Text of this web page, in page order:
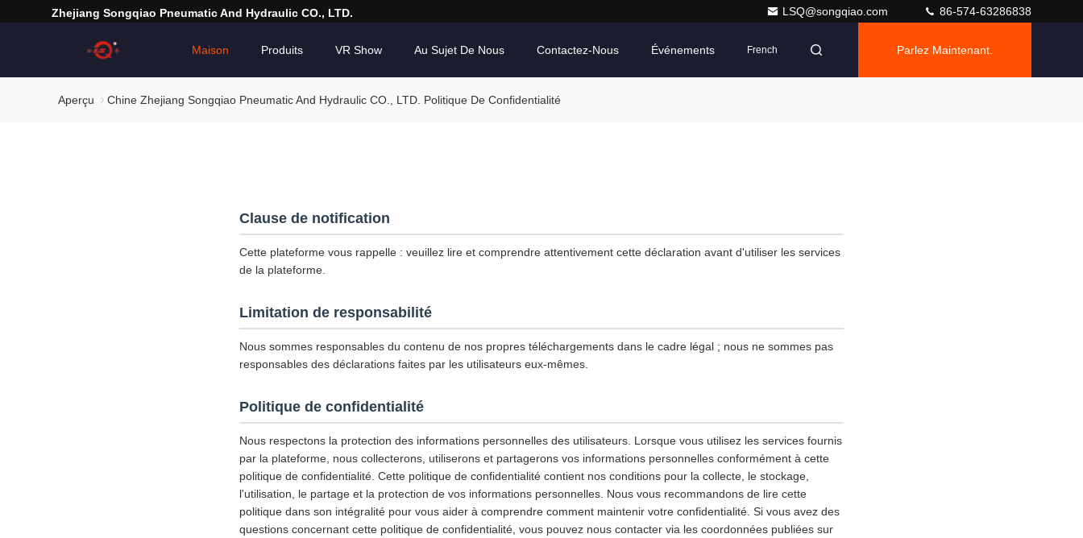
Zhejiang Songqiao Pneumatic And Hydraulic CO., LTD. LSQ@songqiao.com 86-574-63286838
Maison Produits VR Show Au Sujet De Nous Contactez-Nous Événements French Parlez Maintenant.
Aperçu Chine Zhejiang Songqiao Pneumatic And Hydraulic CO., LTD. Politique De Confidentialité
Clause de notification
Cette plateforme vous rappelle : veuillez lire et comprendre attentivement cette déclaration avant d'utiliser les services
de la plateforme.
Limitation de responsabilité
Nous sommes responsables du contenu de nos propres téléchargements dans le cadre légal ; nous ne sommes pas
responsables des déclarations faites par les utilisateurs eux-mêmes.
Politique de confidentialité
Nous respectons la protection des informations personnelles des utilisateurs. Lorsque vous utilisez les services fournis
par la plateforme, nous collecterons, utiliserons et partagerons vos informations personnelles conformément à cette
politique de confidentialité. Cette politique de confidentialité contient nos conditions pour la collecte, le stockage,
l'utilisation, le partage et la protection de vos informations personnelles. Nous vous recommandons de lire cette
politique dans son intégralité pour vous aider à comprendre comment maintenir votre confidentialité. Si vous avez des
questions concernant cette politique de confidentialité, vous pouvez nous contacter via les coordonnées publiées sur